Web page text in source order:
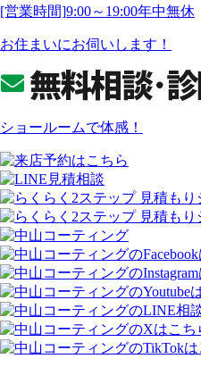
[営業時間]9:00～19:00年中無休
お住まいにお伺いします！
ショールームで体感！